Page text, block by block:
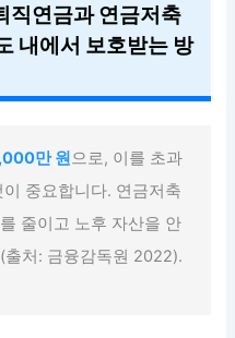
직연금과 연금저축
내에서 보호받는 방
만 원으로, 이를 초과
중요합니다. 연금저축
줄이고 노후 자산을 안
처: 금융감독원 2022).